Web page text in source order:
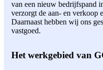
van een nieuw bedrijfspand
verzorgt de aan- en verkoop
Daarnaast hebben wij ons
vastgoed.
Het werkgebied van